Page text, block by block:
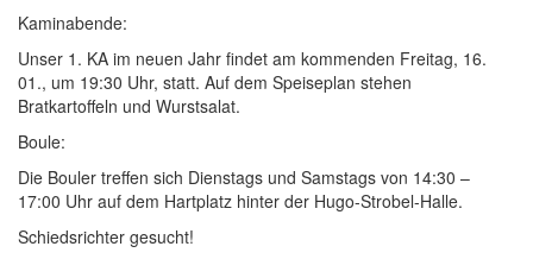
Kaminabende:
Unser 1. KA im neuen Jahr findet am kommenden Freitag, 16.
01., um 19:30 Uhr, statt. Auf dem Speiseplan stehen
Bratkartoffeln und Wurstsalat.
Boule:
Die Bouler treffen sich Dienstags und Samstags von 14:30 –
17:00 Uhr auf dem Hartplatz hinter der Hugo-Strobel-Halle.
Schiedsrichter gesucht!